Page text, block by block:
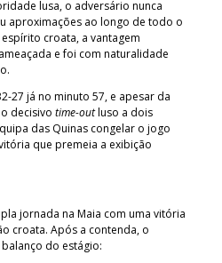
lusa, o adversário nunca
aproximações ao longo de todo o
croata, a vantagem
e foi com naturalidade
27 já no minuto 57, e apesar da
decisivo time-outluso a dois
das Quinas congelar o jogo
que premeia a exibição
jornada na Maia com uma vitória
croata. Após a contenda, o
do estágio: